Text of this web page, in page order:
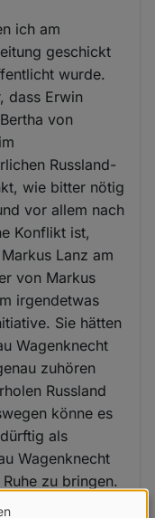
ich am
geschickt
wurde.
dass Erwin
von
Russland-
wie bitter nötig
vor allem nach
Konflikt ist,
Lanz am
von Markus
irgendetwas
Sie hätten
Wagenknecht
zuhören
Russland
könne es
als
Wagenknecht
zu bringen.